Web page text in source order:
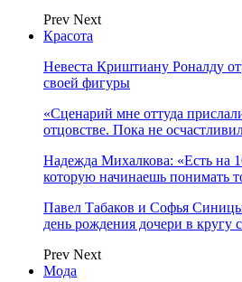
Prev Next
Красота
Невеста Криштиану Роналду
своей фигуры
«Сценарий мне оттуда
отцовстве. Пока не
Надежда Михалкова: «Есть на
которую начинаешь понимать
Павел Табаков и Софья
день рождения дочери в кругу
Prev Next
Мода